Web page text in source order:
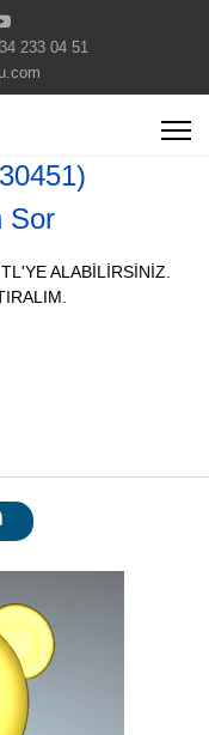
233 04 51
Sor
ALABİLİRSİNİZ.